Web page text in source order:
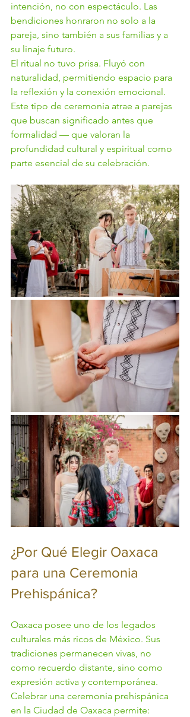
intención, no con espectáculo. Las
bendiciones honraron no solo a la
pareja, sino también a sus familias y a
su linaje futuro.
El ritual no tuvo prisa. Fluyó con
naturalidad, permitiendo espacio para
la reflexión y la conexión emocional.
Este tipo de ceremonia atrae a parejas
que buscan significado antes que
formalidad — que valoran la
profundidad cultural y espiritual como
parte esencial de su celebración.
¿Por Qué Elegir Oaxaca
para una Ceremonia
Prehispánica?
Oaxaca posee uno de los legados
culturales más ricos de México. Sus
tradiciones permanecen vivas, no
como recuerdo distante, sino como
expresión activa y contemporánea.
Celebrar una ceremonia prehispánica
en la Ciudad de Oaxaca permite: